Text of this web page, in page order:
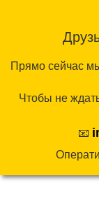
содержимому
КАТАЛОГ
/
Прямо сейчас
Чтобы не
📧